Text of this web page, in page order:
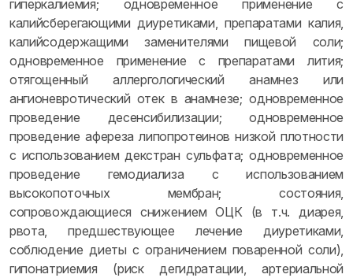
гиперкалиемия; одновременное применение с
калийсберегающими диуретиками, препаратами калия,
калийсодержащими заменителями пищевой соли;
одновременное применение с препаратами лития;
отягощенный аллергологический анамнез или
ангионевротический отек в анамнезе; одновременное
проведение десенсибилизации; одновременное
проведение афереза липопротеинов низкой плотности
с использованием декстран сульфата; одновременное
проведение гемодиализа с использованием
высокопоточных мембран; состояния,
сопровождающиеся снижением ОЦК (в т.ч. диарея,
рвота, предшествующее лечение диуретиками,
соблюдение диеты с ограничением поваренной соли),
гипонатриемия (риск дегидратации, артериальной